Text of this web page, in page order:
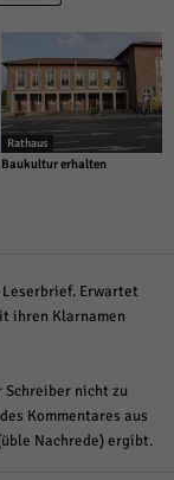
Rathaus
Baukultur erhalten
Erwartet
ihren Klarnamen
Schreiber nicht zu
Kommentares aus
Nachrede) ergibt.